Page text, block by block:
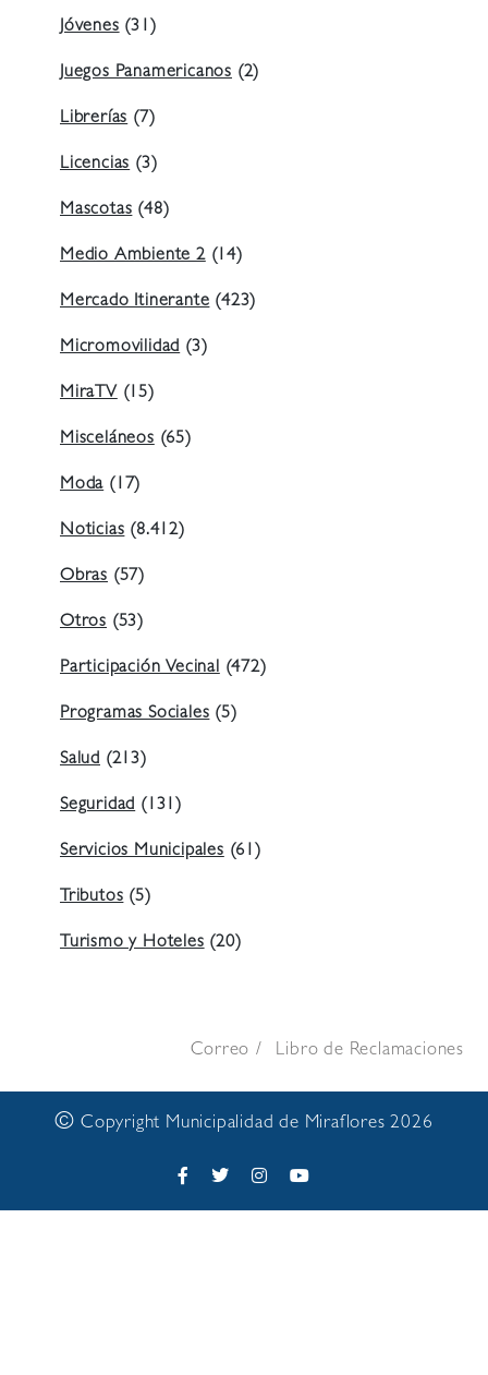
Jóvenes(31)
Juegos Panamericanos (2)
Librerías(7)
Licencias(3)
Mascotas(48)
Medio Ambiente 2(14)
Mercado Itinerante(423)
Micromovilidad(3)
MiraTV(15)
Misceláneos(65)
Moda(17)
Noticias(8.412)
Obras (57)
Otros (53)
Participación Vecinal(472)
Programas Sociales(5)
Salud (213)
Seguridad(131)
Servicios Municipales(61)
Tributos(5)
Turismo y Hoteles(20)
Correo Libro de Reclamaciones
© Copyright Municipalidad de Miraflores 2026